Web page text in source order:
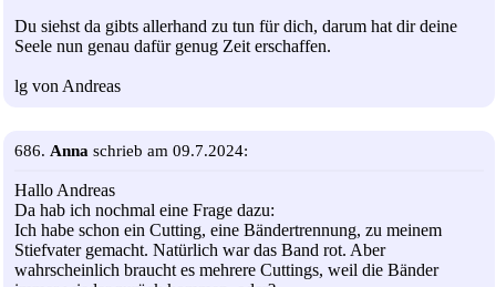
Du siehst da gibts allerhand zu tun für dich, darum hat dir deine
Seele nun genau dafür genug Zeit erschaffen.
lg von Andreas
686. Anna schrieb am 09.7.2024:
Hallo Andreas
Da hab ich nochmal eine Frage dazu:
Ich habe schon ein Cutting, eine Bändertrennung, zu meinem
Stiefvater gemacht. Natürlich war das Band rot. Aber
wahrscheinlich braucht es mehrere Cuttings, weil die Bänder